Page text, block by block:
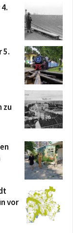
5.
zu
vor